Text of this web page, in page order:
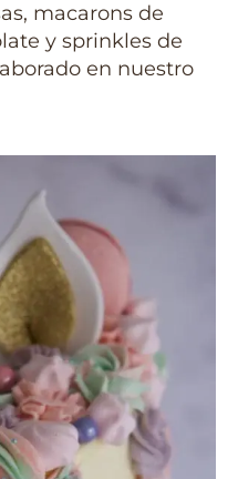
macarons de
y sprinkles de
en nuestro